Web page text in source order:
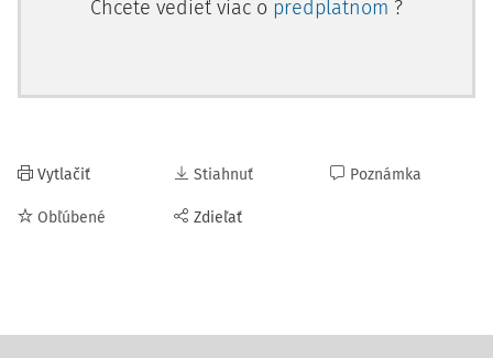
Chcete vedieť viac o predplatnom ?
Vytlačiť
Obľúbené
Stiahnuť
Zdieľať
Poznámka